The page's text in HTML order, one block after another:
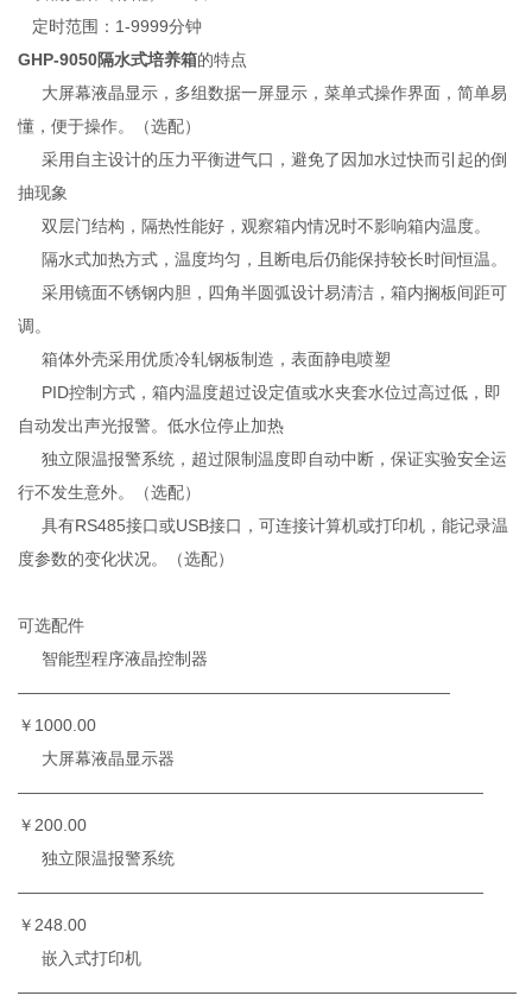
定时范围：1-9999分钟
GHP-9050隔水式培养箱的特点
大屏幕液晶显示，多组数据一屏显示，菜单式操作界面，简单易
懂，便于操作。（选配）
采用自主设计的压力平衡进气口，避免了因加水过快而引起的倒
抽现象
双层门结构，隔热性能好，观察箱内情况时不影响箱内温度。
隔水式加热方式，温度均匀，且断电后仍能保持较长时间恒温。
采用镜面不锈钢内胆，四角半圆弧设计易清洁，箱内搁板间距可
调。
箱体外壳采用优质冷轧钢板制造，表面静电喷塑
PID控制方式，箱内温度超过设定值或水夹套水位过高过低，即
自动发出声光报警。低水位停止加热
独立限温报警系统，超过限制温度即自动中断，保证实验安全运
行不发生意外。（选配）
具有RS485接口或USB接口，可连接计算机或打印机，能记录温
度参数的变化状况。（选配）
可选配件
智能型程序液晶控制器
——————————————————————————
￥1000.00
大屏幕液晶显示器
————————————————————————————
￥200.00
独立限温报警系统
————————————————————————————
￥248.00
嵌入式打印机
——————————————————————————————